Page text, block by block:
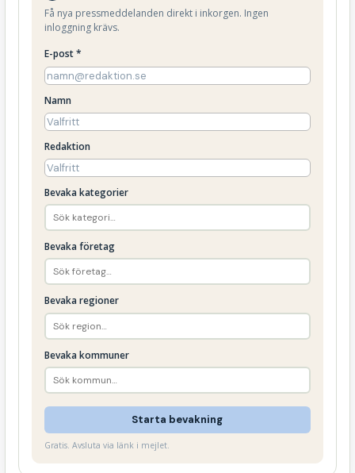
Få nya pressmeddelanden direkt i inkorgen. Ingen
inloggning krävs.
E-post *
Namn
Redaktion
Bevaka kategorier
Bevaka företag
Bevaka regioner
Bevaka kommuner
Starta bevakning
Gratis. Avsluta via länk i mejlet.